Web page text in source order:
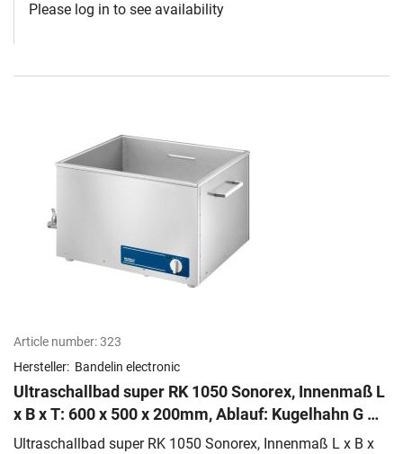
Please log in to see availability
Article number:323
Hersteller: Bandelin electronic
Ultraschallbad super RK 1050 Sonorex, Innenmaß L
x B x T: 600 x 500 x 200mm, Ablauf: Kugelhahn G ½,
linke Seite
Ultraschallbad super RK 1050 Sonorex, Innenmaß L x B x